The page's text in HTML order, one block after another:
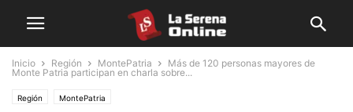
Inicio Región MontePatria
Más de 120 personas mayores de
Monte Patria participan en charla sobre...
Región MontePatria